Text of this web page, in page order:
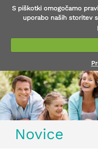
S piškotki omogočamo
uporabo naših storitev
Novice